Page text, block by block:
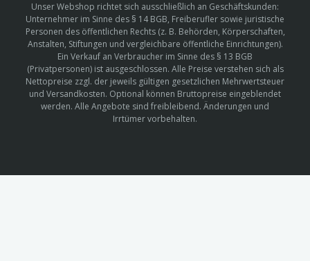
Unser Webshop richtet sich ausschließlich an Geschäftskunden:
Unternehmer im Sinne des § 14 BGB, Freiberufler sowie juristische
Personen des öffentlichen Rechts (z. B. Behörden, Körperschaften,
Anstalten, Stiftungen und vergleichbare öffentliche Einrichtungen).
Ein Verkauf an Verbraucher im Sinne des § 13 BGB
(Privatpersonen) ist ausgeschlossen. Alle Preise verstehen sich als
Nettopreise zzgl. der jeweils gültigen gesetzlichen Mehrwertsteuer
und Versandkosten. Optional können Bruttopreise eingeblendet
werden. Alle Angebote sind freibleibend. Änderungen und
Irrtümer vorbehalten.